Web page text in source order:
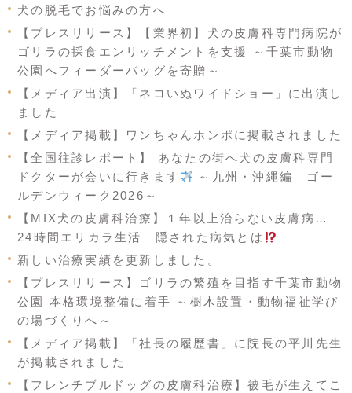
犬の脱毛でお悩みの方へ
【プレスリリース】【業界初】犬の皮膚科専門病院が
ゴリラの採食エンリッチメントを支援 ～千葉市動物
公園へフィーダーバッグを寄贈～
【メディア出演】「ネコいぬワイドショー」に出演し
ました
【メディア掲載】ワンちゃんホンポに掲載されました
【全国往診レポート】 あなたの街へ犬の皮膚科専門
ドクターが会いに行きます
～九州・沖縄編 ゴー
ルデンウィーク2026～
【MIX犬の皮膚科治療】１年以上治らない皮膚病…
24時間エリカラ生活 隠された病気とは
新しい治療実績を更新しました。
【プレスリリース】ゴリラの繁殖を目指す千葉市動物
公園 本格環境整備に着手 ～樹木設置・動物福祉学び
の場づくりへ～
【メディア掲載】「社長の履歴書」に院長の平川先生
が掲載されました
【フレンチブルドッグの皮膚科治療】被毛が生えてこ